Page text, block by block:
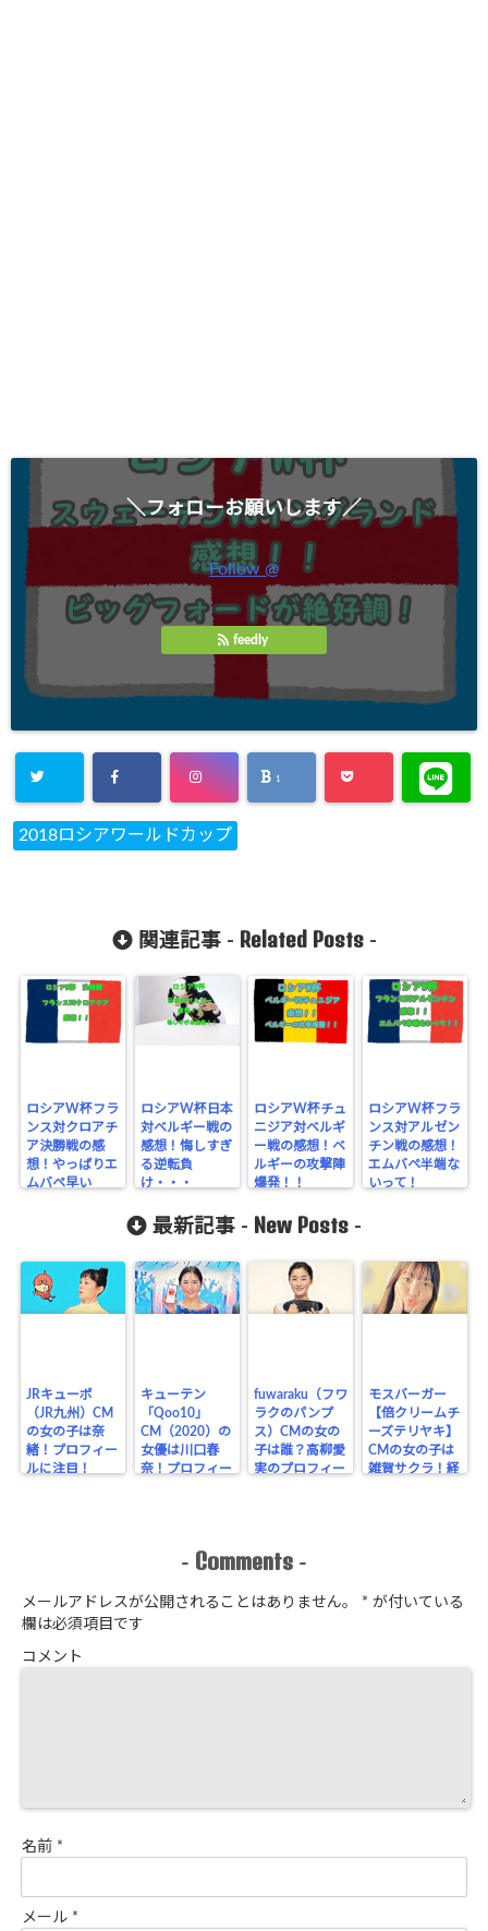
＼フォローお願いします／
Follow @
feedly
1
2018ロシアワールドカップ
関連記事 - Related Posts-
ロシアW杯フラ
ンス対クロアチ
ア決勝戦の感
想！やっぱりエ
ムバペ早い
ロシアW杯日本
対ベルギー戦の
感想！悔しすぎ
る逆転負
け・・・
ロシアW杯チュ
ニジア対ベルギ
ー戦の感想！ベ
ルギーの攻撃陣
爆発！！
ロシアW杯フラ
ンス対アルゼン
チン戦の感想！
エムバペ半端な
いって！
最新記事 - New Posts -
JRキューポ
（JR九州）CM
の女の子は奈
緒！プロフィー
ルに注目！
キューテン
「Qoo10」
CM（2020）の
女優は川口春
奈！プロフィー
fuwaraku（フワ
ラクのパンプ
ス）CMの女の
子は誰？高柳愛
実のプロフィー
モスバーガー
【倍クリームチ
ーズテリヤキ】
CMの女の子は
雑賀サクラ！経
- Comments -
メールアドレスが公開されることはありません。 * が付いている
欄は必須項目です
コメント
名前 *
メール *